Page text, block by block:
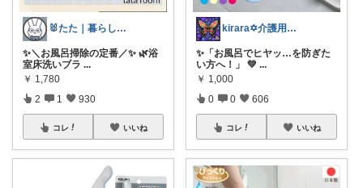
🐰たた｜暮らしと子育て
✨＼お風呂掃除の定番／✨ 🌿浴
室床洗いブラ ...
￥ 1,780
2 1 930
コレ いいね
kirara✡介護用品🌈
✨「お風呂でヒヤッ…を防ぎた
い方へ！」 💚 ...
￥ 1,000
0 0 606
コレ いいね